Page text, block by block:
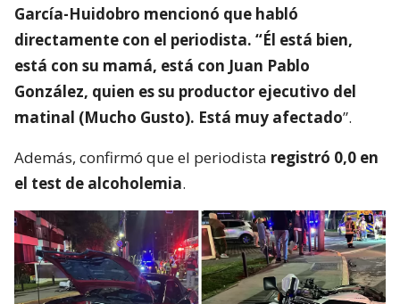
García-Huidobro mencionó que habló
directamente con el periodista. “Él está bien,
está con su mamá, está con Juan Pablo
González, quien es su productor ejecutivo del
matinal (Mucho Gusto). Está muy afectado”.
Además, confirmó que el periodista registró 0,0 en
el test de alcoholemia.